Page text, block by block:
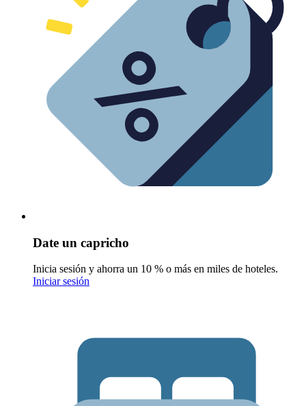
Date un capricho
Inicia sesión y ahorra un 10 % o más en miles de hoteles.
Iniciar sesión